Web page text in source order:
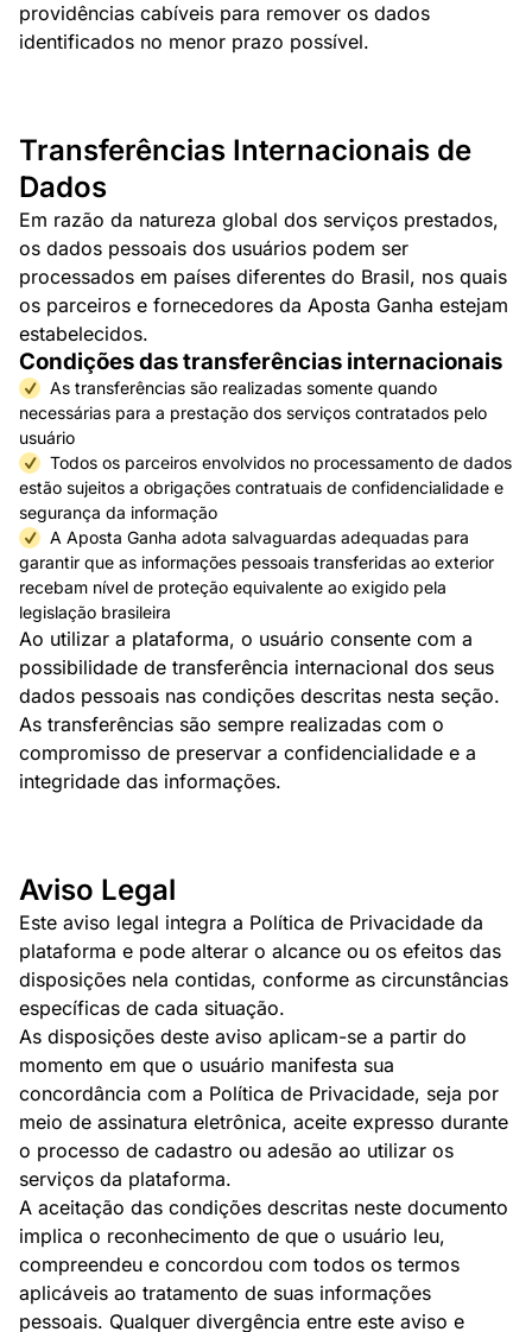
providências cabíveis para remover os dados
identificados no menor prazo possível.
Transferências Internacionais de
Dados
Em razão da natureza global dos serviços prestados,
os dados pessoais dos usuários podem ser
processados em países diferentes do Brasil, nos quais
os parceiros e fornecedores da Aposta Ganha estejam
estabelecidos.
Condições das transferências internacionais
As transferências são realizadas somente quando
necessárias para a prestação dos serviços contratados pelo
usuário
Todos os parceiros envolvidos no processamento de dados
estão sujeitos a obrigações contratuais de confidencialidade e
segurança da informação
A Aposta Ganha adota salvaguardas adequadas para
garantir que as informações pessoais transferidas ao exterior
recebam nível de proteção equivalente ao exigido pela
legislação brasileira
Ao utilizar a plataforma, o usuário consente com a
possibilidade de transferência internacional dos seus
dados pessoais nas condições descritas nesta seção.
As transferências são sempre realizadas com o
compromisso de preservar a confidencialidade e a
integridade das informações.
Aviso Legal
Este aviso legal integra a Política de Privacidade da
plataforma e pode alterar o alcance ou os efeitos das
disposições nela contidas, conforme as circunstâncias
específicas de cada situação.
As disposições deste aviso aplicam-se a partir do
momento em que o usuário manifesta sua
concordância com a Política de Privacidade, seja por
meio de assinatura eletrônica, aceite expresso durante
o processo de cadastro ou adesão ao utilizar os
serviços da plataforma.
A aceitação das condições descritas neste documento
implica o reconhecimento de que o usuário leu,
compreendeu e concordou com todos os termos
aplicáveis ao tratamento de suas informações
pessoais. Qualquer divergência entre este aviso e